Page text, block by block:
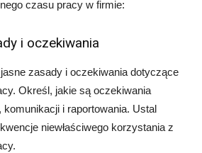
czasu pracy w firmie:
i oczekiwania
zasady i oczekiwania dotyczące
Określ, jakie są oczekiwania
i raportowania. Ustal
niewłaściwego korzystania z